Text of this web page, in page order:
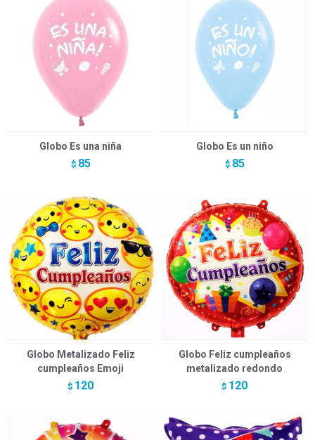
Globo Es una niña
$ 85
Globo Es un niño
$ 85
Globo Metalizado Feliz
cumpleaños Emoji
$ 120
Globo Feliz cumpleaños
metalizado redondo
$ 120